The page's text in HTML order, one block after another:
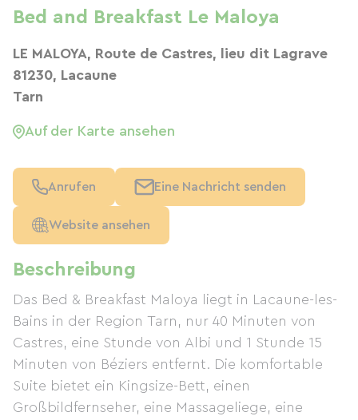
Beschreibung
Das Bed & Breakfast Maloya liegt in Lacaune-les-
Bains in der Region Tarn, nur 40 Minuten von
Castres, eine Stunde von Albi und 1 Stunde 15
Minuten von Béziers entfernt. Die komfortable
Suite bietet ein Kingsize-Bett, einen
Großbildfernseher, eine Massageliege, eine
Bed and Breakfast Le Maloya
LE MALOYA, Route de Castres, lieu dit Lagrave
81230, Lacaune
Tarn
Auf der Karte ansehen
Anrufen Eine Nachricht senden
Website ansehen